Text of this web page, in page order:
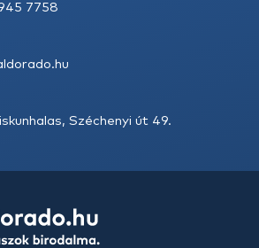
7758
Széchenyi út 49.